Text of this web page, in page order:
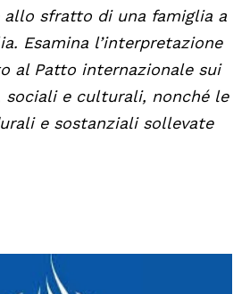
allo sfratto di una famiglia a
Esamina l’interpretazione
al Patto internazionale sui
e culturali, nonché le
e sostanziali sollevate